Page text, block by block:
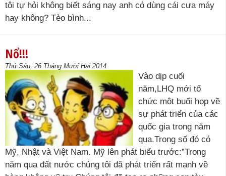
tôi tự hỏi không biết sáng nay anh có dùng cái cưa máy
hay không? Tèo bình...
Nổ!!!
Thứ Sáu, 26 Tháng Mười Hai 2014
Vào dịp cuối
năm,LHQ mới tổ
chức một buổi họp về
sự phát triển của các
quốc gia trong năm
qua.Trong số đó có
Mỹ, Nhật và Việt Nam. Mỹ lên phát biểu trước:”Trong
năm qua đất nước chúng tôi đã phát triển rất mạnh về